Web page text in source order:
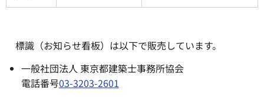
標識（お知らせ看板）は以下で販売しています。
一般社団法人 東京都建築士事務所協会
電話番号03-3203-2601